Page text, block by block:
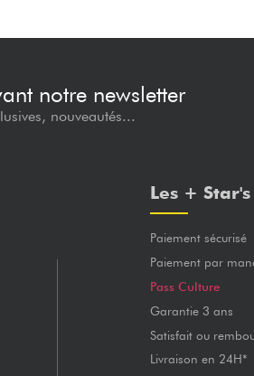
notre newsletter
nouveautés...
Les +
Paiement sécurisé
Paiement par
Pass Culture
Garantie 3 ans
Satisfait ou
Livraison en 24H*